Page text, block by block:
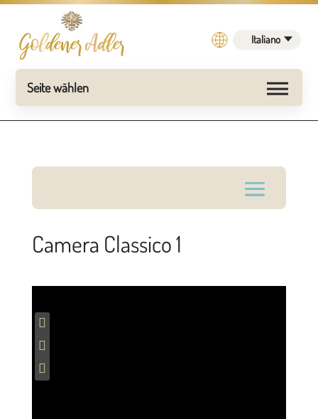
Italiano
Camera Classico 1